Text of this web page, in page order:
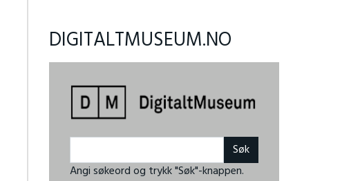
DIGITALTMUSEUM.NO
Angi søkeord og trykk "Søk"-knappen.